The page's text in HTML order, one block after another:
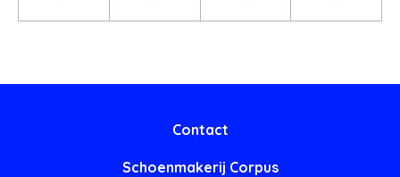
Contact
Schoenmakerij Corpus